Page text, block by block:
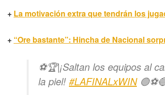
+ La motivación extra que tendrán los
+ “Ore bastante”: Hincha de Nacional
⚽🏆|¡Saltan los equipos al
la piel! #LAFINALxWIN